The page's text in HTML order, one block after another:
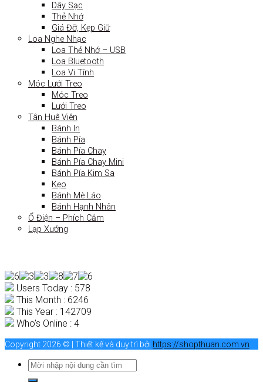
Dây Sạc
Thẻ Nhớ
Giá Đỡ, Kẹp Giữ
Loa Nghe Nhạc
Loa Thẻ Nhớ – USB
Loa Bluetooth
Loa Vi Tính
Móc Lưới Treo
Móc Treo
Lưới Treo
Tân Huê Viên
Bánh In
Bánh Pía
Bánh Pía Chay
Bánh Pía Chay Mini
Bánh Pía Kim Sa
Kẹo
Bánh Mè Láo
Bánh Hạnh Nhân
Ổ Điện – Phích Cắm
Lạp Xưởng
Users Today : 578
This Month : 6246
This Year : 142709
Who's Online : 4
Copyright 2026 © | Thiết kế và duy trì bởi https://shopthuan.com.vn